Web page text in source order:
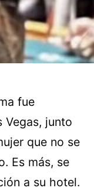
fue
Vegas, junto
que no se
Es más, se
a su hotel.